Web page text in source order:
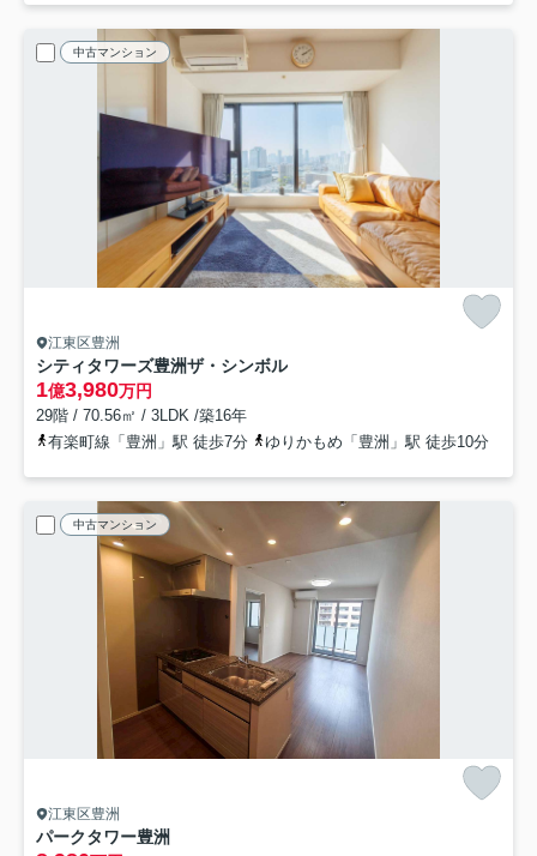
中古マンション
江東区豊洲
シティタワーズ豊洲ザ・シンボル
1億3,980万円
29階 / 70.56㎡ / 3LDK /築16年
有楽町線「豊洲」駅 徒歩7分
ゆりかもめ「豊洲」駅 徒歩10分
中古マンション
江東区豊洲
パークタワー豊洲